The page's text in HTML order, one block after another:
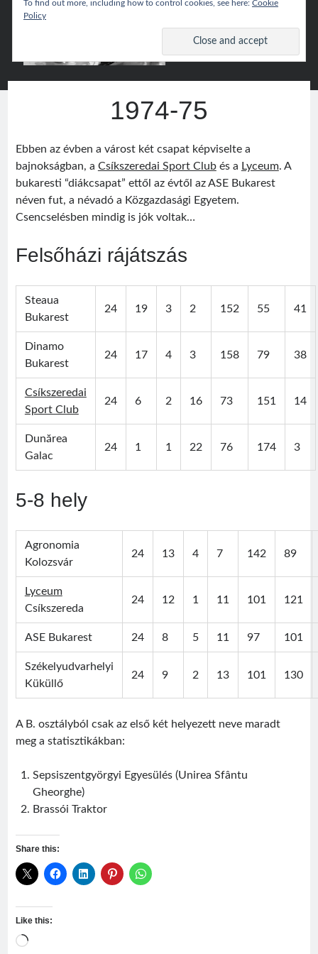
Wiki
open
Sidebar
Népszerű
To find out more, including how to control cookies, see here: Cookie
Policy
VisitSântimbru Băi
Friss bejegyzések
Texe István
Román válogatott 2007
1974-75
Ebben az évben a várost két csapat képviselte a
bajnokságban, a Csíkszeredai Sport Clubés a Lyceum. A
bukaresti “diákcsapat” ettől az évtől az ASE Bukarest
néven fut, a névadó a Közgazdasági Egyetem.
Csencselésben mindig is jók voltak…
Felsőházi rájátszás
Steaua
Bukarest
24 19 3 2 152 55 41
Dinamo
Bukarest
24 17 4 3 158 79 38
Csíkszeredai
Sport Club
24 6 2 16 73 151 14
Dunărea
Galac
24 1 1 22 76 174 3
5-8 hely
Agronomia
Kolozsvár
24 13 4 7 142 89
Lyceum
Csíkszereda
24 12 1 11 101 121
ASE Bukarest 24 8 5 11 97 101
Székelyudvarhelyi
Küküllő
24 9 2 13 101 130
A B. osztályból csak az első két helyezett neve maradt
meg a statisztikákban:
Sepsiszentgyörgyi Egyesülés (Unirea Sfântu
Gheorghe)
Brassói Traktor
Share this:
Like this:
Loading…